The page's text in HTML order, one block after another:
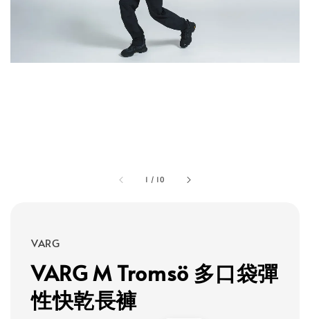
1 / 10
VARG
VARG M Tromsö 多口袋彈
性快乾長褲